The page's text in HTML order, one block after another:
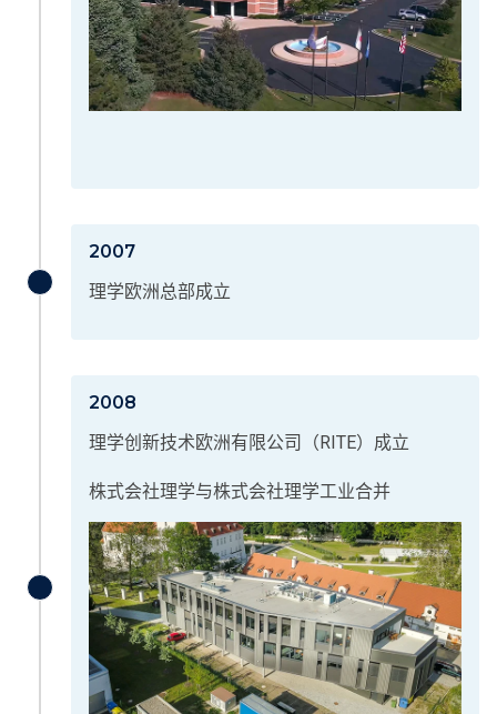
2007
理学欧洲总部成立
2008
理学创新技术欧洲有限公司（RITE）成立
株式会社理学与株式会社理学工业合并